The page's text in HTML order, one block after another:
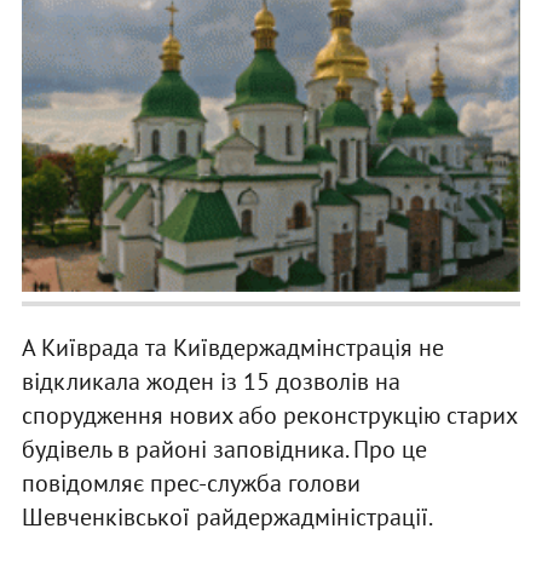
А Київрада та Київдержадмінстрація не
відкликала жоден із 15 дозволів на
спорудження нових або реконструкцію старих
будівель в районі заповідника. Про це
повідомляє прес-служба голови
Шевченківської райдержадміністрації.